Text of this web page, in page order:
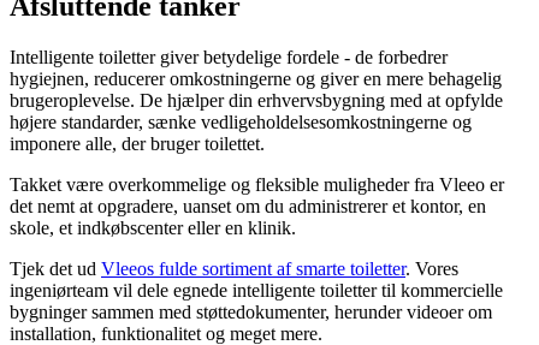
Intelligente toiletter giver betydelige fordele - de forbedrer
hygiejnen, reducerer omkostningerne og giver en mere behagelig
brugeroplevelse. De hjælper din erhvervsbygning med at opfylde
højere standarder, sænke vedligeholdelsesomkostningerne og
imponere alle, der bruger toilettet.
Takket være overkommelige og fleksible muligheder fra Vleeo er
det nemt at opgradere, uanset om du administrerer et kontor, en
skole, et indkøbscenter eller en klinik.
Tjek det ud Vleeos fulde sortiment af smarte toiletter. Vores
ingeniørteam vil dele egnede intelligente toiletter til kommercielle
bygninger sammen med støttedokumenter, herunder videoer om
installation, funktionalitet og meget mere.